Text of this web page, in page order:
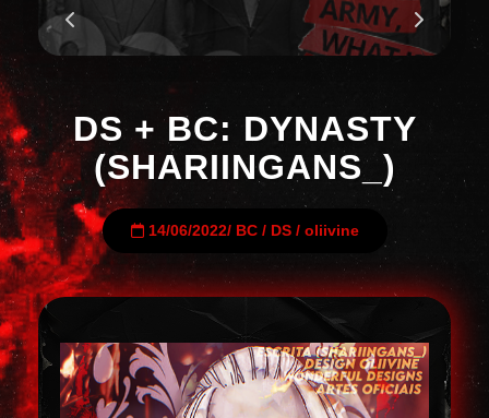
DS + BC: DYNASTY
(SHARIINGANS_)
14/06/2022/ BC/ DS/ oliivine